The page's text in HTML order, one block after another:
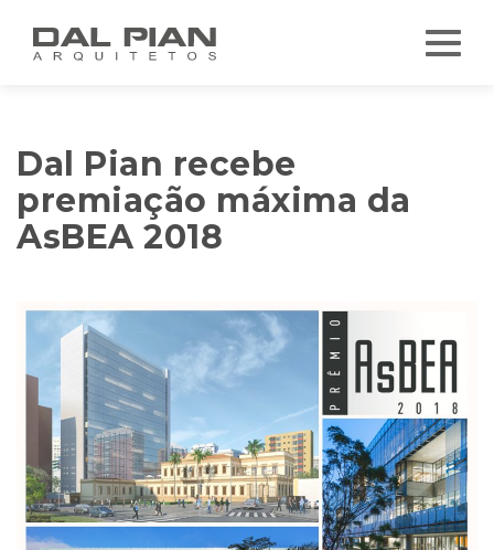
Dal Pian recebe
premiação máxima da
AsBEA 2018